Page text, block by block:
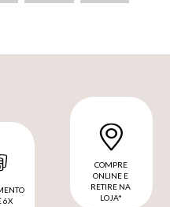
6X
COMPRE
ONLINE E
RETIRE NA
LOJA*